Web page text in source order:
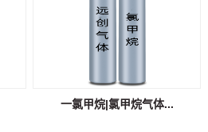
一氯甲烷|氯甲烷气体...